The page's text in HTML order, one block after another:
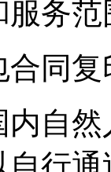
务
合同复
自
自行